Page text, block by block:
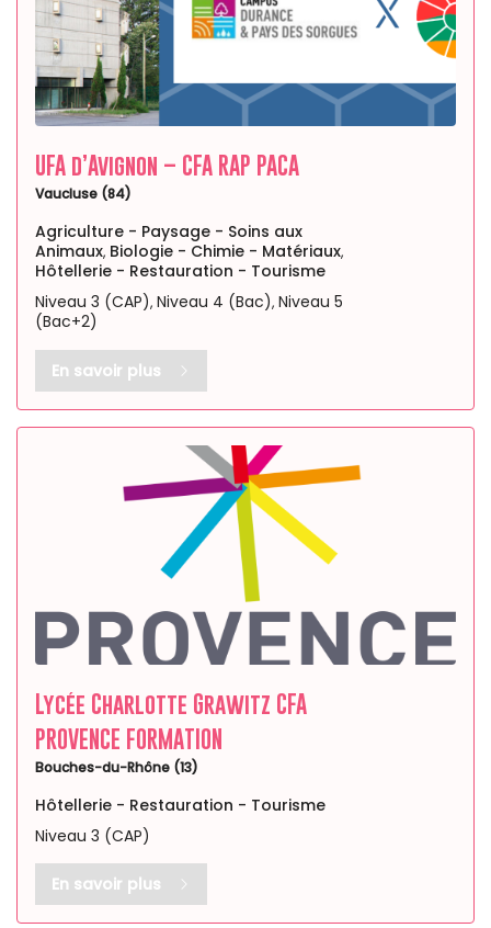
UFA d’Avignon – CFA RAP PACA
Vaucluse (84)
Agriculture - Paysage - Soins aux
Animaux, Biologie - Chimie - Matériaux,
Hôtellerie - Restauration - Tourisme
Niveau 3 (CAP), Niveau 4 (Bac), Niveau 5
(Bac+2)
En savoir plus
Lycée Charlotte Grawitz CFA
PROVENCE FORMATION
Bouches-du-Rhône (13)
Hôtellerie - Restauration - Tourisme
Niveau 3 (CAP)
En savoir plus